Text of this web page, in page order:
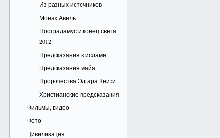
Из разных источников
Монах Авель
Нострадамус и конец света
2012
Предсказания в исламе
Предсказания майя
Пророчества Эдгара Кейси
Христианские предсказания
Фильмы, видео
Фото
Цивилизация